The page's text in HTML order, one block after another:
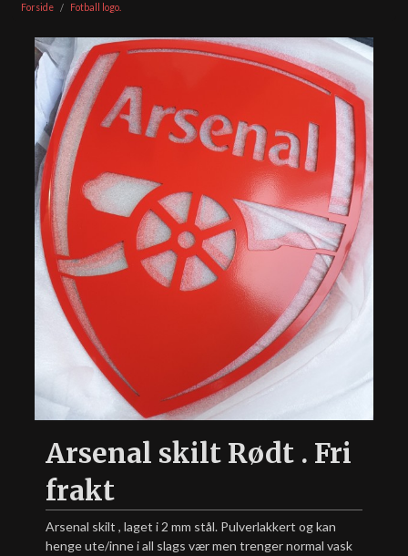
Forside Fotball logo.
Arsenal skilt Rødt . Fri
frakt
Arsenal skilt , laget i 2 mm stål. Pulverlakkert og kan
henge ute/inne i all slags vær men trenger normal vask